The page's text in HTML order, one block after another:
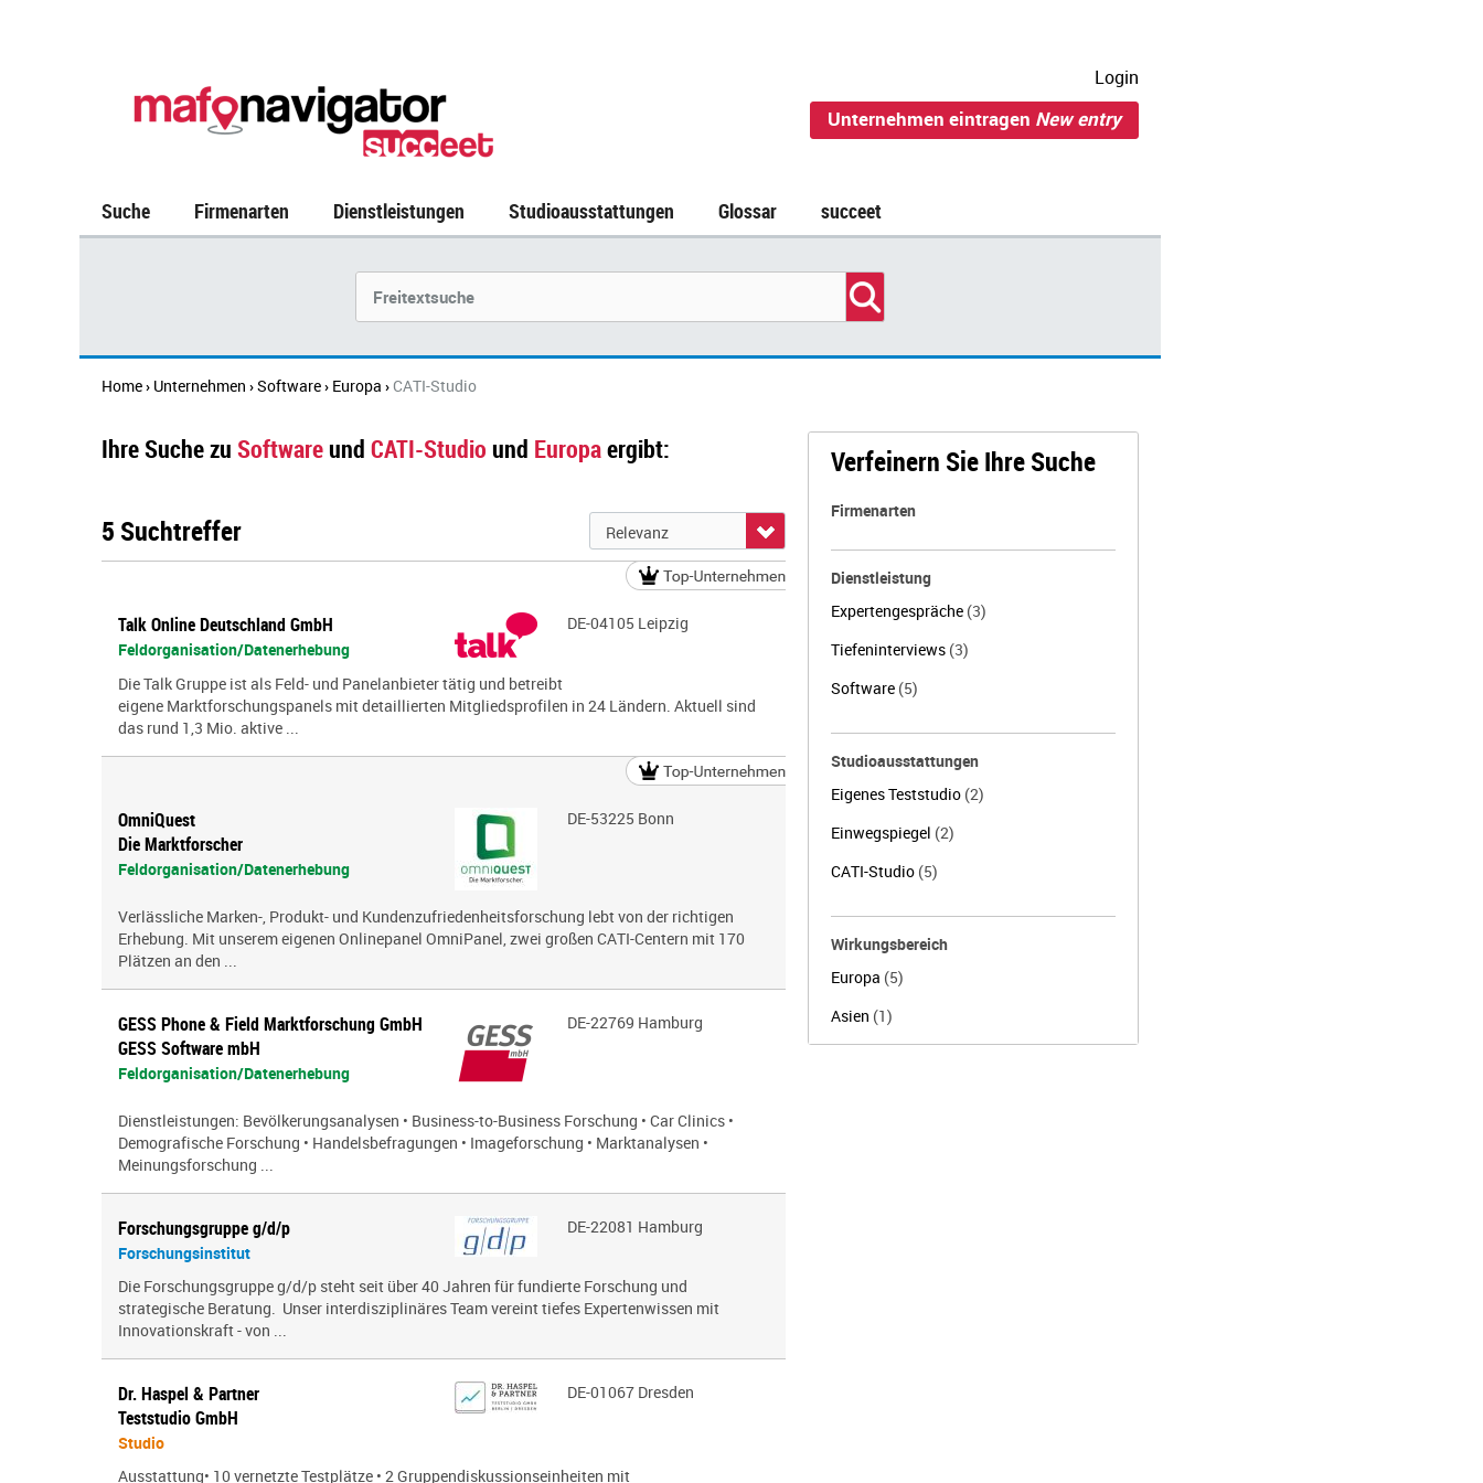
Login
Unternehmen eintragen New entry
Suche Firmenarten Dienstleistungen Studioausstattungen Glossar succeet
Home› Unternehmen ›Software› Europa ›CATI-Studio
Ihre Suche zu Softwareund CATI-Studio und Europaergibt:
5 Suchtreffer
Talk Online Deutschland GmbH
Feldorganisation/Datenerhebung
DE-04105 Leipzig
Die Talk Gruppe ist als Feld- und Panelanbieter tätig und betreibt
eigene Marktforschungspanels mit detaillierten Mitgliedsprofilen in 24 Ländern. Aktuell sind
das rund 1,3 Mio. aktive ...
OmniQuest
Die Marktforscher
Feldorganisation/Datenerhebung
DE-53225 Bonn
Verlässliche Marken-, Produkt- und Kundenzufriedenheitsforschung lebt von der richtigen
Erhebung. Mit unserem eigenen Onlinepanel OmniPanel, zwei großen CATI-Centern mit 170
Plätzen an den ...
GESS Phone & Field Marktforschung GmbH
GESS Software mbH
Feldorganisation/Datenerhebung
DE-22769 Hamburg
Dienstleistungen: Bevölkerungsanalysen • Business-to-Business Forschung • Car Clinics •
Demografische Forschung • Handelsbefragungen • Imageforschung • Marktanalysen •
Meinungsforschung ...
Forschungsgruppe g/d/p
Forschungsinstitut
DE-22081 Hamburg
Die Forschungsgruppe g/d/p steht seit über 40 Jahren für fundierte Forschung und
strategische Beratung. Unser interdisziplinäres Team vereint tiefes Expertenwissen mit
Innovationskraft - von ...
Dr. Haspel & Partner
Teststudio GmbH
Studio
DE-01067 Dresden
Ausstattung• 10 vernetzte Testplätze • 2 Gruppendiskussionseinheiten mit
Verfeinern Sie Ihre Suche
Firmenarten
Dienstleistung
Expertengespräche (3)
Tiefeninterviews (3)
Software (5)
Studioausstattungen
Eigenes Teststudio (2)
Einwegspiegel (2)
CATI-Studio (5)
Wirkungsbereich
Europa (5)
Asien (1)